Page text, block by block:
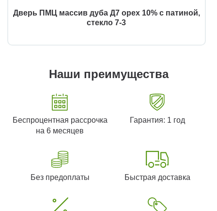
Дверь ПМЦ массив дуба Д7 орех 10% с патиной,
стекло 7-3
Наши преимущества
Беспроцентная рассрочка
на 6 месяцев
Гарантия: 1 год
Без предоплаты Быстрая доставка